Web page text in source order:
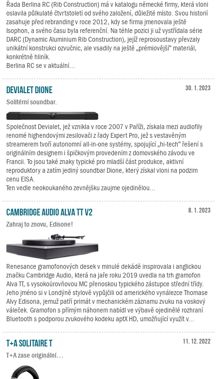
Řada Berlina RC (Rib Construction) má v katalogu německé firmy, která vloni
oslavila půlkulaté čtvrtstoletí od svého založení, důležité místo. Svou historií
zasahuje před rebranding v roce 2012, kdy se firma jmenovala ještě
Isophon, a svého času byla referenční. Na téhle pozici ji už vystřídala série
DARC (Dynamic Aluminium Rib Construction), jejíž reprosoustavy převzaly
unikátní konstrukci ozvučnic, ale vsadily na ještě „prémiovější“ materiál,
konkrétně hliník.
Berlina RC se v aktuální...
30. 1. 2023
Devialet Dione
Solitérní soundbar.
Společnost Devialet, jež vznikla v roce 2007 v Paříži, získala mezi audiofily
renomé highendovými zesilovači z řady Expert Pro, jež s vestavěným
streamerem tvoří autonomní all-in-one systémy, spojující „hi-tech“ řešení s
originálním designem i špičkovým provedením z domovského závodu ve
Francii. To jsou také znaky typické pro mladší část produkce, aktivní
reproduktory a zatím jediný soundbar Dione, který získal vloni na podzim
cenu EISA.
Ten vedle neokoukaného zevnějšku zaujme ojedinělou...
8. 1. 2023
Cambridge Audio Alva TT V2
Zahraj to znovu, Edisone!
Renesance gramofonových desek v minulé dekádě inspirovala i anglickou
značku Cambridge Audio, která na jaře roku 2019 uvedla na trh gramofon
Alva TT, s vysokoúrovňovou MC přenoskou typického zástupce střední třídy.
Jeho jméno si v Londýně stylově vypůjčili od amerického vynálezce Thomase
Alvy Edisona, jemuž patří primát v mechanickém záznamu zvuku na voskový
váleček. Gramofon s přímým náhonem nabídl ve výbavě ojedinělé rozhraní
Bluetooth s podporou zvukového kodeku aptX HD, umožňující využít v...
11. 12. 2022
T+A Solitaire T
T+A zase originální…